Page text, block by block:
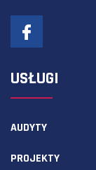
USŁUGI
AUDYTY
PROJEKTY